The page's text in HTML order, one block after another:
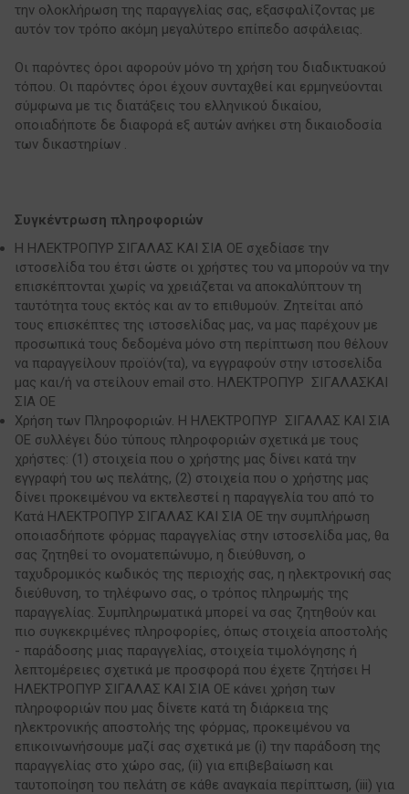
την ολοκλήρωση της παραγγελίας σας, εξασφαλίζοντας με
αυτόν τον τρόπο ακόμη μεγαλύτερο επίπεδο ασφάλειας.
Οι παρόντες όροι αφορούν μόνο τη χρήση του διαδικτυακού
τόπου. Οι παρόντες όροι έχουν συνταχθεί και ερμηνεύονται
σύμφωνα με τις διατάξεις του ελληνικού δικαίου,
οποιαδήποτε δε διαφορά εξ αυτών ανήκει στη δικαιοδοσία
των δικαστηρίων .
Συγκέντρωση πληροφοριών
Η ΗΛΕΚΤΡΟΠΥΡ ΣΙΓΑΛΑΣ ΚΑΙ ΣΙΑ ΟΕ σχεδίασε την
ιστοσελίδα του έτσι ώστε οι χρήστες του να μπορούν να την
επισκέπτονται χωρίς να χρειάζεται να αποκαλύπτουν τη
ταυτότητα τους εκτός και αν το επιθυμούν. Ζητείται από
τους επισκέπτες της ιστοσελίδας μας, να μας παρέχουν με
προσωπικά τους δεδομένα μόνο στη περίπτωση που θέλουν
να παραγγείλουν προϊόν(τα), να εγγραφούν στην ιστοσελίδα
μας και/ή να στείλουν email στο. ΗΛΕΚΤΡΟΠΥΡ ΣΙΓΑΛΑΣΚΑΙ
ΣΙΑ ΟΕ
Χρήση των Πληροφοριών. Η ΗΛΕΚΤΡΟΠΥΡ ΣΙΓΑΛΑΣ ΚΑΙ ΣΙΑ
ΟΕ συλλέγει δύο τύπους πληροφοριών σχετικά με τους
χρήστες: (1) στοιχεία που ο χρήστης μας δίνει κατά την
εγγραφή του ως πελάτης, (2) στοιχεία που ο χρήστης μας
δίνει προκειμένου να εκτελεστεί η παραγγελία του από το
Κατά ΗΛΕΚΤΡΟΠΥΡ ΣΙΓΑΛΑΣ ΚΑΙ ΣΙΑ ΟΕ την συμπλήρωση
οποιασδήποτε φόρμας παραγγελίας στην ιστοσελίδα μας, θα
σας ζητηθεί το ονοματεπώνυμο, η διεύθυνση, ο
ταχυδρομικός κωδικός της περιοχής σας, η ηλεκτρονική σας
διεύθυνση, το τηλέφωνο σας, ο τρόπος πληρωμής της
παραγγελίας. Συμπληρωματικά μπορεί να σας ζητηθούν και
πιο συγκεκριμένες πληροφορίες, όπως στοιχεία αποστολής
- παράδοσης μιας παραγγελίας, στοιχεία τιμολόγησης ή
λεπτομέρειες σχετικά με προσφορά που έχετε ζητήσει Η
ΗΛΕΚΤΡΟΠΥΡ ΣΙΓΑΛΑΣ ΚΑΙ ΣΙΑ ΟΕ κάνει χρήση των
πληροφοριών που μας δίνετε κατά τη διάρκεια της
ηλεκτρονικής αποστολής της φόρμας, προκειμένου να
επικοινωνήσουμε μαζί σας σχετικά με (i) την παράδοση της
παραγγελίας στο χώρο σας, (ii) για επιβεβαίωση και
ταυτοποίηση του πελάτη σε κάθε αναγκαία περίπτωση, (iii) για